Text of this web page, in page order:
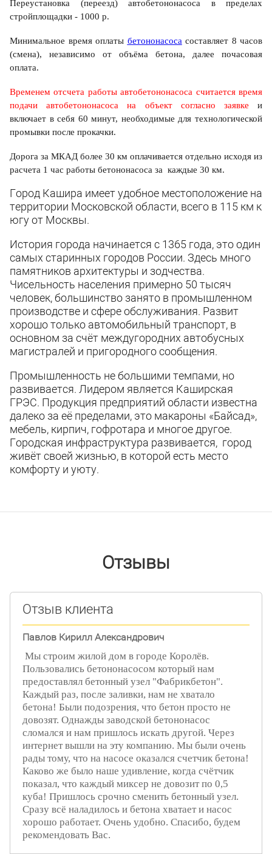
Переустановка (переезд) автобетононасоса в пределах
стройплощадки - 1000 р.
Минимальное время оплаты бетононасосасоставляет 8 часов
(смена), независимо от объёма бетона, далее почасовая
оплата.
Временем отсчета работы автобетононасоса считается время
подачи автобетононасоса на объект согласно заявке и
включает в себя 60 минут, необходимые для технологической
промывки после прокачки.
Дорога за МКАД более 30 км оплачивается отдельно исходя из
расчета 1 час работы бетононасоса за каждые 30 км.
Город Кашира имеет удобное местоположение на
территории Московской области, всего в 115 км к
югу от Москвы.
История города начинается с 1365 года, это один
самых старинных городов России. Здесь много
памятников архитектуры и зодчества.
Чисельность населения примерно 50 тысяч
человек, большинство занято в промышленном
производстве и сфере обслуживания. Развит
хорошо только автомобильный транспорт, в
основном за счёт междугородних автобусных
магистралей и пригородного сообщения.
Промышленность не большими темпами, но
развивается. Лидером является Каширская
ГРЭС. Продукция предприятий области известна
далеко за её пределами, это макароны «Байсад»,
мебель, кирпич, гофротара и многое другое.
Городская инфраструктура развивается, город
живёт своей жизнью, в которой есть место
комфорту и уюту.
Отзывы
Отзыв клиента
Павлов Кирилл Александрович
Мы строим жилой дом в городе Королёв.
Пользовались бетононасосом который нам
предоставлял бетонный узел "Фабрикбетон".
Каждый раз, после заливки, нам не хватало
бетона! Были подозрения, что бетон просто не
довозят. Однажды заводской бетононасос
сломался и нам пришлось искать другой. Через
интернет вышли на эту компанию. Мы были очень
рады тому, что на насосе оказался счетчик бетона!
Каково же было наше удивление, когда счётчик
показал, что каждый миксер не довозит по 0,5
куба! Пришлось срочно сменить бетонный узел.
Сразу всё наладилось и бетона хватает и насос
хорошо работает. Очень удобно. Спасибо, будем
рекомендовать Вас.